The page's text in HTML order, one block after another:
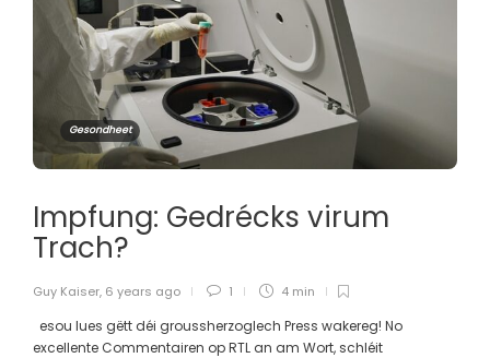
Gesondheet
Impfung: Gedrécks virum
Trach?
Guy Kaiser, 6 years ago 1 4 min
esou lues gëtt déi groussherzoglech Press wakereg! No
excellente Commentairen op RTL an am Wort, schléit